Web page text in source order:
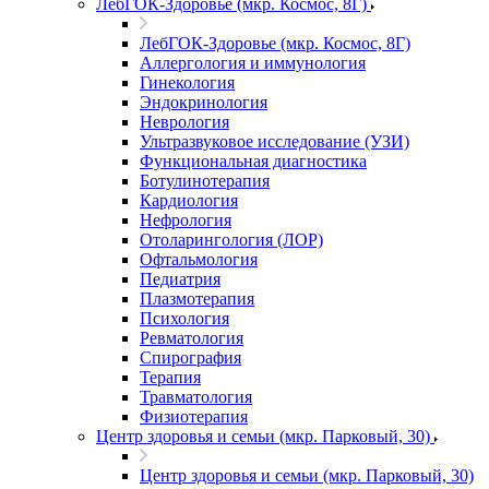
ЛебГОК-Здоровье (мкр. Космос, 8Г)
ЛебГОК-Здоровье (мкр. Космос, 8Г)
Аллергология и иммунология
Гинекология
Эндокринология
Неврология
Ультразвуковое исследование (УЗИ)
Функциональная диагностика
Ботулинотерапия
Кардиология
Нефрология
Отоларингология (ЛОР)
Офтальмология
Педиатрия
Плазмотерапия
Психология
Ревматология
Спирография
Терапия
Травматология
Физиотерапия
Центр здоровья и семьи (мкр. Парковый, 30)
Центр здоровья и семьи (мкр. Парковый, 30)